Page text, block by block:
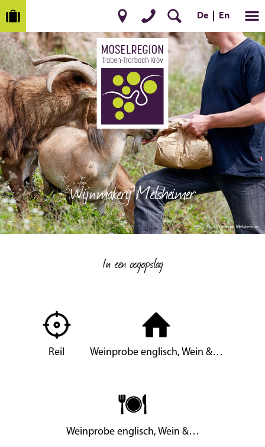
De En
© Weingut Melsheimer
Wijnmakerij Melsheimer
In een oogopslag
Reil Weinprobe englisch, Wein &…
Weinprobe englisch, Wein &…